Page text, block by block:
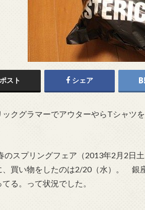
ポスト シェア
ックグラマーでアウターやらTシャツ
のスプリングフェア（2013年2月2日土
、買い物をしたのは2/20（水）。 銀
てる。って状況でした。